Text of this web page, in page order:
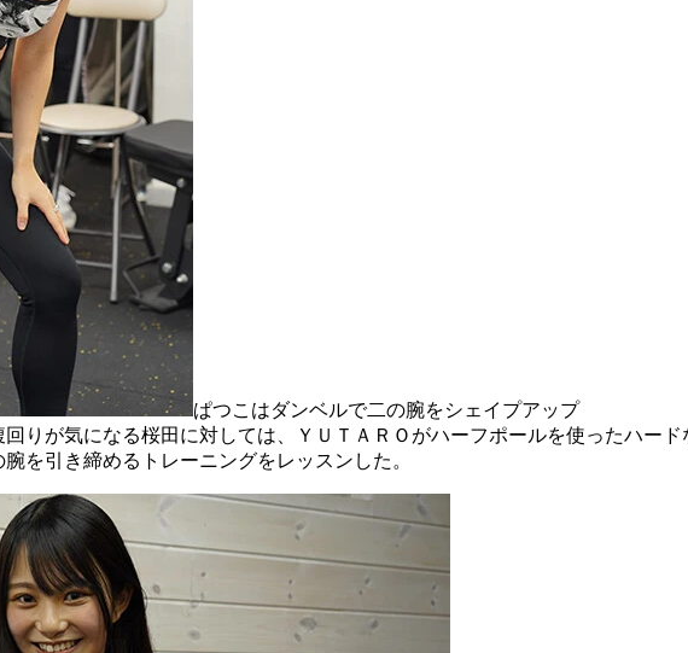
ぱつこはダンベルで二の腕をシェイプアップ
りが気になる桜田に対しては、ＹＵＴＡＲＯがハーフポールを使ったハー
を引き締めるトレーニングをレッスンした。